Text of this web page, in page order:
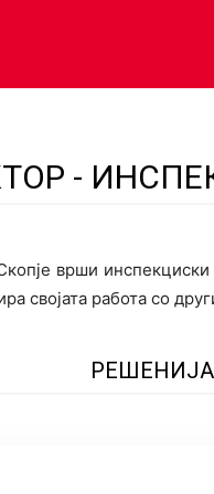
-
врши
својата работа со